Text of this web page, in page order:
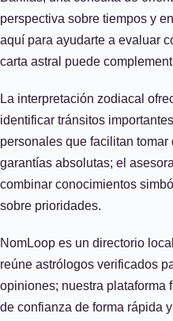
perspectiva sobre tiempos y
aquí para ayudarte a evaluar
carta astral puede
La interpretación zodiacal
identificar tránsitos
personales que facilitan
garantías absolutas; el
combinar conocimientos
sobre prioridades.
NomLoop es un directorio
reúne astrólogos verificados
opiniones; nuestra plataforma
de confianza de forma rápida